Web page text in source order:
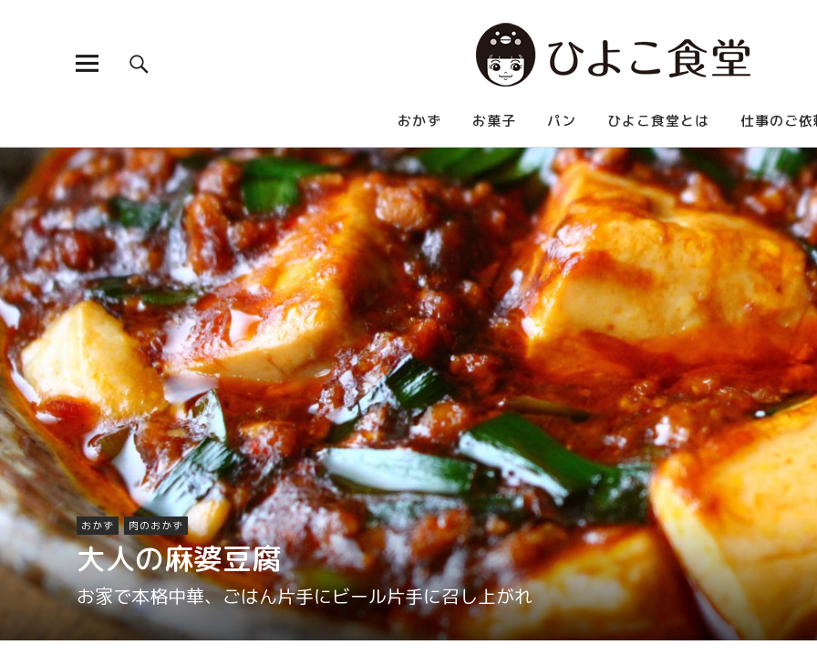
ひよこ食堂
おかず お菓子 パン ひよこ食堂とは 仕事のご依
おかず 肉のおかず
大人の麻婆豆腐
お家で本格中華、ごはん片手にビール片手に召し上がれ